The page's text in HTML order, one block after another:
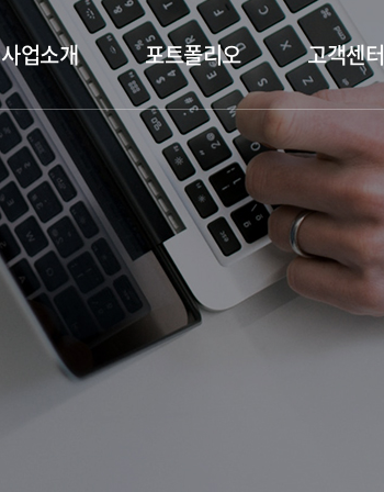
사업소개 포트폴리오 고객센터